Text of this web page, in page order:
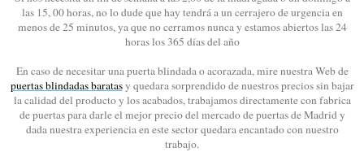
las 15, 00 horas, no lo dude que hay tendrá a un cerrajero de urgencia en
menos de 25 minutos, ya que no cerramos nunca y estamos abiertos las 24
horas los 365 días del año
En caso de necesitar una puerta blindada o acorazada, mire nuestra Web de
puertas blindadas baratasy quedara sorprendido de nuestros precios sin bajar
la calidad del producto y los acabados, trabajamos directamente con fabrica
de puertas para darle el mejor precio del mercado de puertas de Madrid y
dada nuestra experiencia en este sector quedara encantado con nuestro
trabajo.